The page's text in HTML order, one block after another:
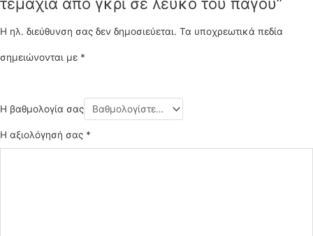
Η ηλ. διεύθυνση σας δεν δημοσιεύεται. Τα υποχρεωτικά πεδία
σημειώνονται με *
Η βαθμολογία σας
Η αξιολόγησή σας *